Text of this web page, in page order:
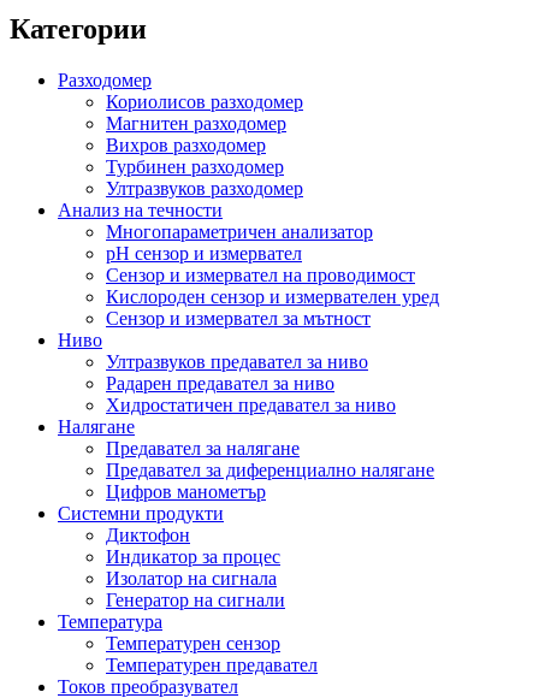
Категории
Разходомер
Кориолисов разходомер
Магнитен разходомер
Вихров разходомер
Турбинен разходомер
Ултразвуков разходомер
Анализ на течности
Многопараметричен анализатор
pH сензор и измервател
Сензор и измервател на проводимост
Кислороден сензор и измервателен уред
Сензор и измервател за мътност
Ниво
Ултразвуков предавател за ниво
Радарен предавател за ниво
Хидростатичен предавател за ниво
Налягане
Предавател за налягане
Предавател за диференциално налягане
Цифров манометър
Системни продукти
Диктофон
Индикатор за процес
Изолатор на сигнала
Генератор на сигнали
Температура
Температурен сензор
Температурен предавател
Токов преобразувател